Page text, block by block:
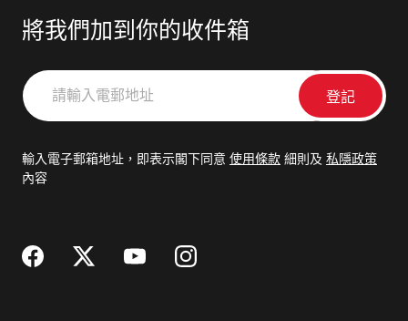
將我們加到你的收件箱
請
輸
郵
輸入電子郵箱地址，即表示閣下同意 使用條款 細則及 私隱政策
內容